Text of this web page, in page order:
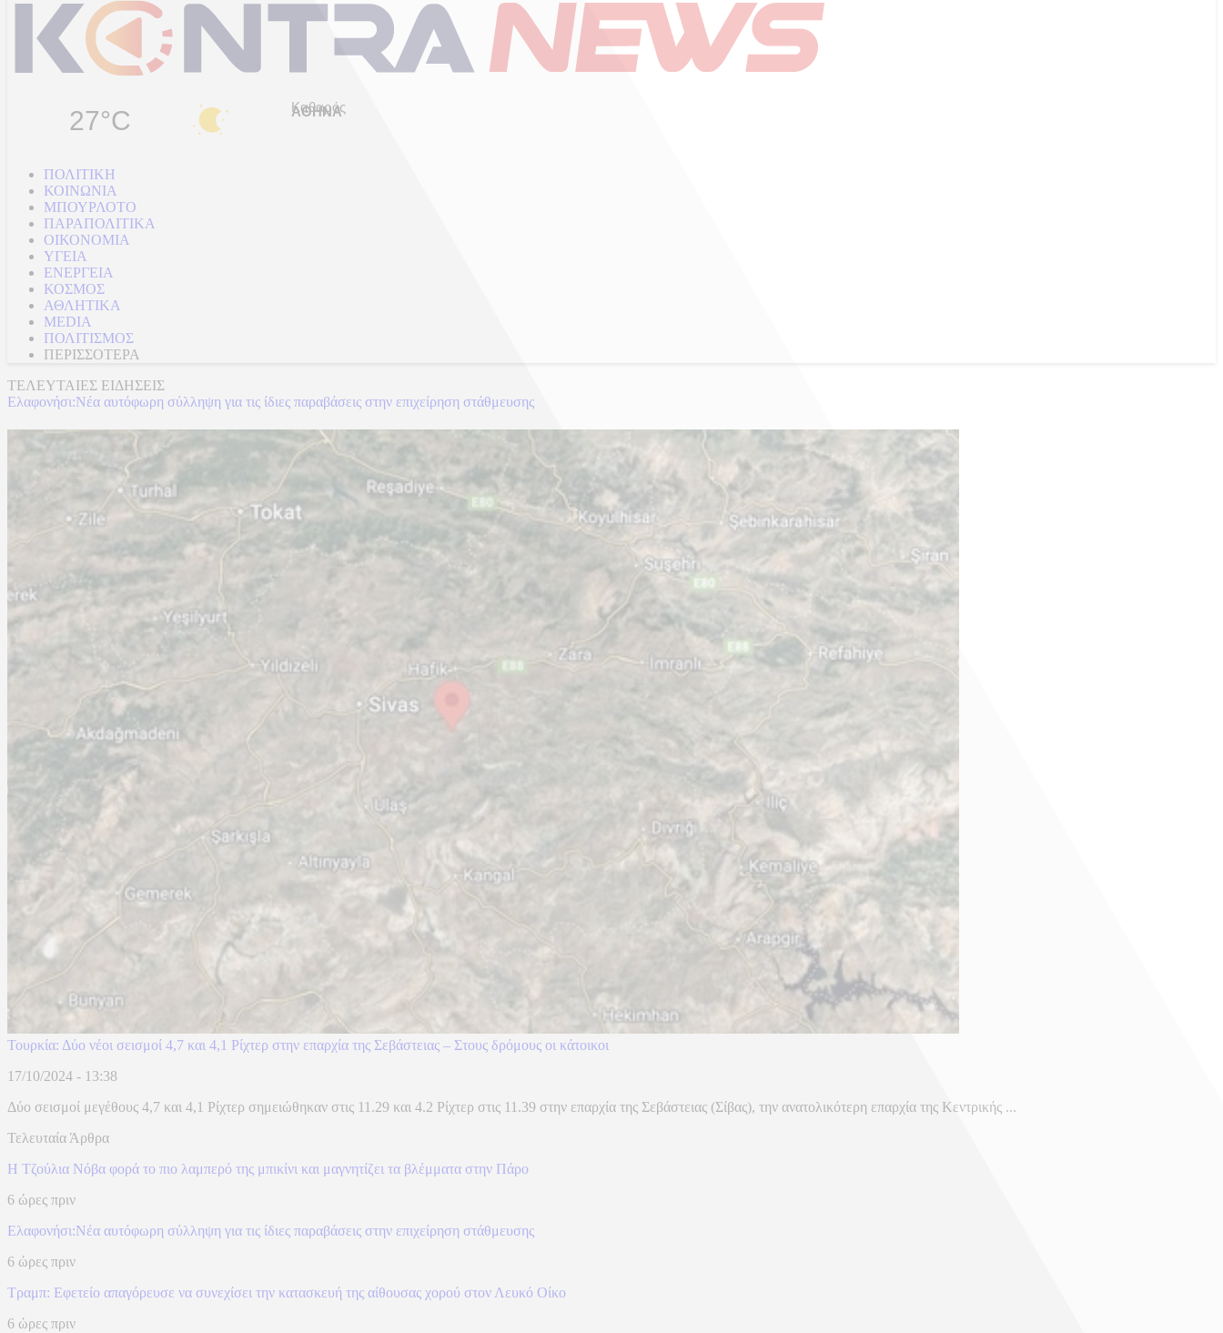
27°C Καθαρός
ΠΟΛΙΤΙΚΗ
ΚΟΙΝΩΝΙΑ
ΜΠΟΥΡΛΟΤΟ
ΠΑΡΑΠΟΛΙΤΙΚΑ
ΟΙΚΟΝΟΜΙΑ
ΥΓΕΙΑ
ΕΝΕΡΓΕΙΑ
ΚΟΣΜΟΣ
ΑΘΛΗΤΙΚΑ
MEDIA
ΠΟΛΙΤΙΣΜΟΣ
ΠΕΡΙΣΣΟΤΕΡΑ
ΤΕΛΕΥΤΑΙΕΣ ΕΙΔΗΣΕΙΣ
Ελαφονήσι:Νέα αυτόφωρη σύλληψη για τις ίδιες παραβάσεις στην επιχείρηση στάθμευσης
Τουρκία: Δύο νέοι σεισμοί 4,7 και 4,1 Ρίχτερ στην επαρχία της Σεβάστειας – Στους δρόμους οι κάτοικοι
17/10/2024 - 13:38
Δύο σεισμοί μεγέθους 4,7 και 4,1 Ρίχτερ σημειώθηκαν στις 11.29 και 4.2 Ρίχτερ στις 11.39 στην επαρχία της Σεβάστειας (Σίβας), την ανατολικότερη επαρχία της Κεντρικής ...
Τελευταία Άρθρα
Η Τζούλια Νόβα φορά το πιο λαμπερό της μπικίνι και μαγνητίζει τα βλέμματα στην Πάρο
6 ώρες πριν
Ελαφονήσι:Νέα αυτόφωρη σύλληψη για τις ίδιες παραβάσεις στην επιχείρηση στάθμευσης
6 ώρες πριν
Τραμπ: Εφετείο απαγόρευσε να συνεχίσει την κατασκευή της αίθουσας χορού στον Λευκό Οίκο
6 ώρες πριν